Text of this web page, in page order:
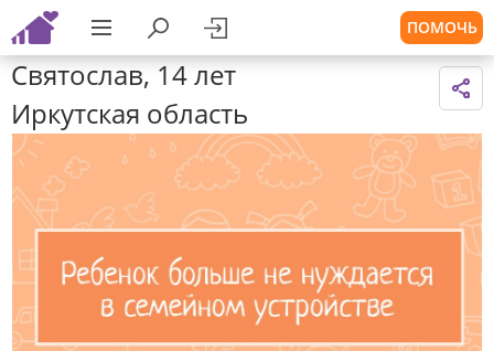
ПОМОЧЬ
Святослав, 14 лет
Иркутская область